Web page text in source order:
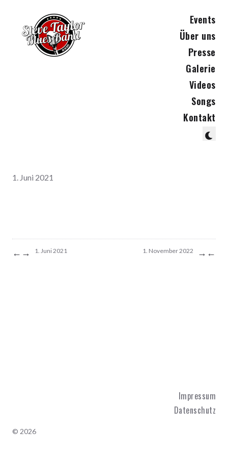
Events
Über uns
Presse
Galerie
Videos
Songs
Kontakt
1. Juni 2021
← → 1. Juni 2021 1. November 2022 → ←
Impressum
Datenschutz
© 2026